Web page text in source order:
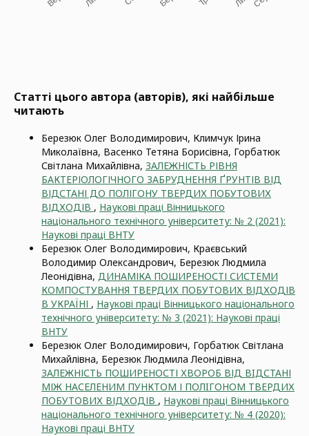
Статті цього автора (авторів), які найбільше
читають
Березюк Олег Володимирович, Климчук Ірина
Миколаївна, Васенко Тетяна Борисівна, Горбатюк
Світлана Михайлівна, ЗАЛЕЖНІСТЬ РІВНЯ
БАКТЕРІОЛОГІЧНОГО ЗАБРУДНЕННЯ ҐРУНТІВ ВІД
ВІДСТАНІ ДО ПОЛІГОНУ ТВЕРДИХ ПОБУТОВИХ
ВІДХОДІВ , Наукові праці Вінницького
національного технічного університету: № 2 (2021):
Наукові праці ВНТУ
Березюк Олег Володимирович, Краєвський
Володимир Олександрович, Березюк Людмила
Леонідівна, ДИНАМІКА ПОШИРЕНОСТІ СИСТЕМИ
КОМПОСТУВАННЯ ТВЕРДИХ ПОБУТОВИХ ВІДХОДІВ
В УКРАЇНІ , Наукові праці Вінницького національного
технічного університету: № 3 (2021): Наукові праці
ВНТУ
Березюк Олег Володимирович, Горбатюк Світлана
Михайлівна, Березюк Людмила Леонідівна,
ЗАЛЕЖНІСТЬ ПОШИРЕНОСТІ ХВОРОБ ВІД ВIДСТАНІ
МІЖ НАСЕЛЕНИМ ПУНКТОМ І ПОЛIГОНОМ ТВЕРДИХ
ПОБУТОВИХ ВІДХОДІВ , Наукові праці Вінницького
національного технічного університету: № 4 (2020):
Наукові праці ВНТУ